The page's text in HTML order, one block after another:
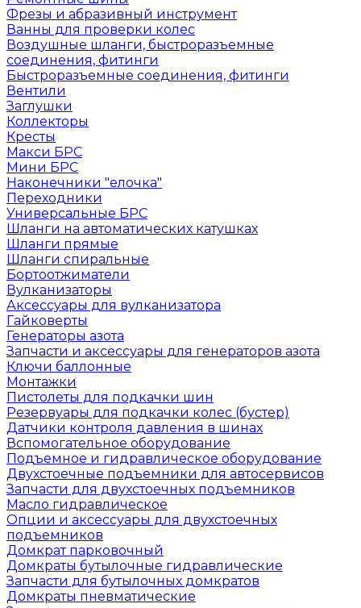
Фрезы и абразивный инструмент
Ванны для проверки колес
Воздушные шланги, быстроразъемные
соединения, фитинги
Быстроразъемные соединения, фитинги
Вентили
Заглушки
Коллекторы
Кресты
Макси БРС
Мини БРС
Наконечники "елочка"
Переходники
Универсальные БРС
Шланги на автоматических катушках
Шланги прямые
Шланги спиральные
Бортоотжиматели
Вулканизаторы
Аксессуары для вулканизатора
Гайковерты
Генераторы азота
Запчасти и аксессуары для генераторов азота
Ключи баллонные
Монтажки
Пистолеты для подкачки шин
Резервуары для подкачки колес (бустер)
Датчики контроля давления в шинах
Вспомогательное оборудование
Подъемное и гидравлическое оборудование
Двухстоечные подъемники для автосервисов
Запчасти для двухстоечных подъемников
Масло гидравлическое
Опции и аксессуары для двухстоечных
подъемников
Домкрат парковочный
Домкраты бутылочные гидравлические
Запчасти для бутылочных домкратов
Домкраты пневматические